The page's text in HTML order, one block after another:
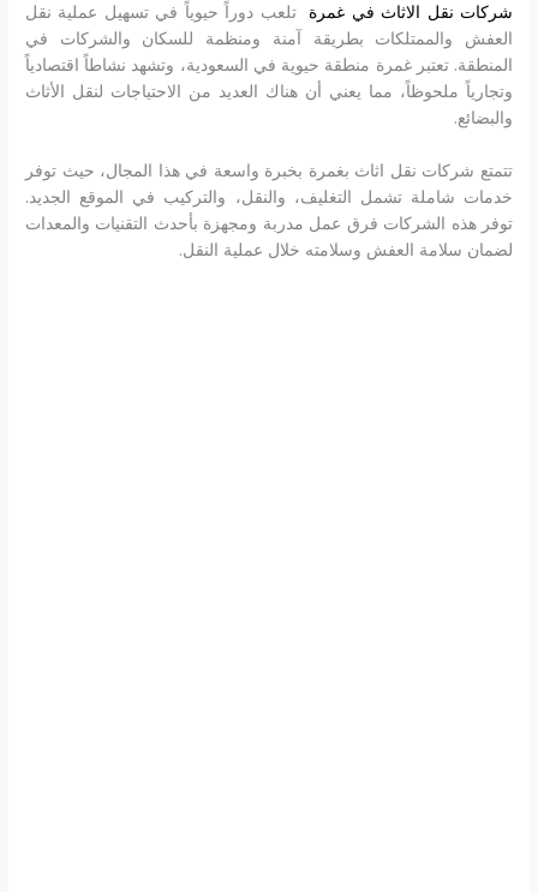
شركات نقل الاثاث في غمرة تلعب دوراً حيوياً في تسهيل عملية نقل
العفش والممتلكات بطريقة آمنة ومنظمة للسكان والشركات في
المنطقة. تعتبر غمرة منطقة حيوية في السعودية، وتشهد نشاطاً اقتصادياً
وتجارياً ملحوظاً، مما يعني أن هناك العديد من الاحتياجات لنقل الأثاث
والبضائع.
تتمتع شركات نقل اثاث بغمرة بخبرة واسعة في هذا المجال، حيث توفر
خدمات شاملة تشمل التغليف، والنقل، والتركيب في الموقع الجديد.
توفر هذه الشركات فرق عمل مدربة ومجهزة بأحدث التقنيات والمعدات
لضمان سلامة العفش وسلامته خلال عملية النقل.